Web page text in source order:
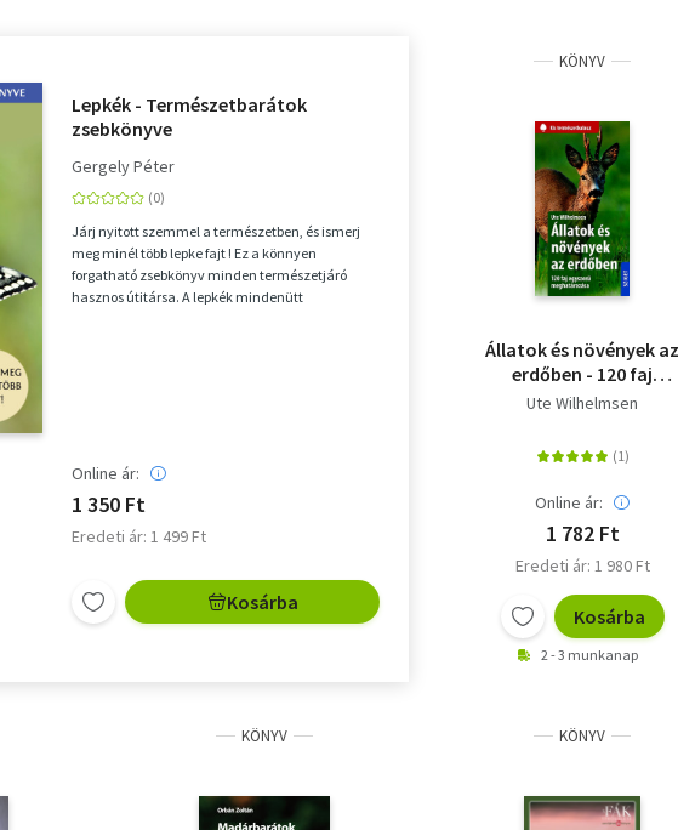
Lepkék - Természetbarátok
zsebkönyve
Gergely Péter
Járj nyitott szemmel a természetben, és ismerj
meg minél több lepke fajt ! Ez a könnyen
forgatható zsebkönyv minden természetjáró
hasznos útitársa. A lepkék mindenütt
Online ár:
1 350 Ft
Eredeti ár: 1 499 Ft
Kosárba
KÖNYV
Állatok és növények az
erdőben - 120 faj
egyszerű
Ute Wilhelmsen
Online ár:
1 782 Ft
Eredeti ár: 1 980 Ft
Kosárba
2 - 3 munkanap
KÖNYV KÖNYV